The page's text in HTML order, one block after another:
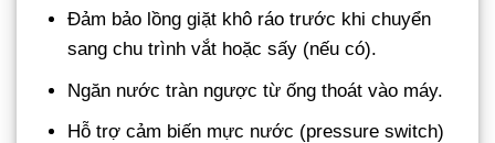
Đảm bảo lồng giặt khô ráo trước khi chuyển
sang chu trình vắt hoặc sấy (nếu có).
Ngăn nước tràn ngược từ ống thoát vào máy.
Hỗ trợ cảm biến mực nước (pressure switch)